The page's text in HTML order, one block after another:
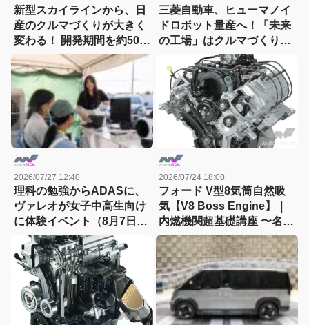
新型スカイラインから、日
産のクルマづくりが大きく
変わる！ 開発期間を約50か
月から30か月へと大幅短縮
三菱自動車、ヒューマノイ
ドロボット量産へ！「未来
の工場」はクルマづくりを
どう変えるのか
2026/07/27 12:40
理科の勉強からADASに、
ヴァレオが女子中高生向け
に体験イベント（8月7日締
切）
2026/07/24 18:00
フォード V型8気筒自然吸
気【V8 Boss Engine】｜
内燃機関超基礎講座 〜名作
エンジン図鑑